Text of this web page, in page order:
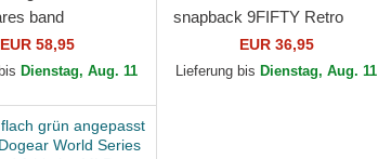
band
A Frame Wool
Oakland
EUR 58,95
Dienstag, Aug. 11
snapback 9FIFTY Retro
Crown Plaid der Oakland
Athletics MLB von New Era
EUR 36,95
Lieferung bis Dienstag, Aug. 11